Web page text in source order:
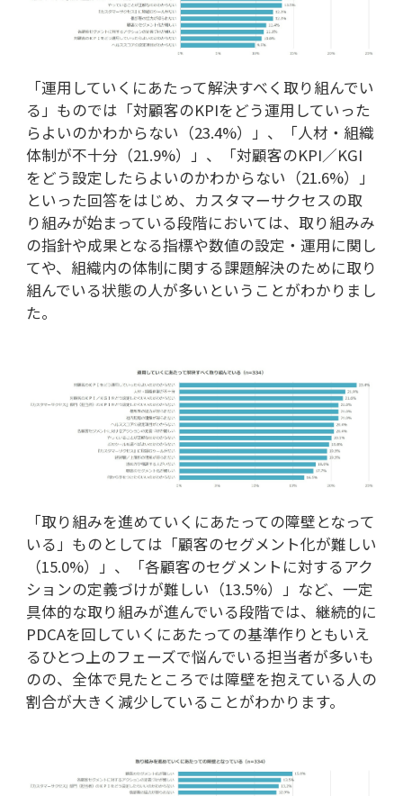
「運用していくにあたって解決すべく取り組んでい
る」ものでは「対顧客のKPIをどう運用していった
らよいのかわからない（23.4%）」、「人材・組織
体制が不十分（21.9%）」、「対顧客のKPI／KGI
をどう設定したらよいのかわからない（21.6%）」
といった回答をはじめ、カスタマーサクセスの取
り組みが始まっている段階においては、取り組みみ
の指針や成果となる指標や数値の設定・運用に関し
てや、組織内の体制に関する課題解決のために取り
組んでいる状態の人が多いということがわかりまし
た。
「取り組みを進めていくにあたっての障壁となって
いる」ものとしては「顧客のセグメント化が難しい
（15.0%）」、「各顧客のセグメントに対するアク
ションの定義づけが難しい（13.5%）」など、一定
具体的な取り組みが進んでいる段階では、継続的に
PDCAを回していくにあたっての基準作りともいえ
るひとつ上のフェーズで悩んでいる担当者が多いも
のの、全体で見たところでは障壁を抱えている人の
割合が大きく減少していることがわかります。